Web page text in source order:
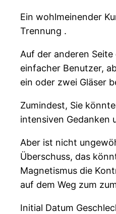
Ein wohlmeinender
Trennung .
Auf der anderen
einfacher Benutzer,
ein oder zwei Gläser
Zumindest, Sie
intensiven Gedanken
Aber ist nicht
Überschuss, das
Magnetismus die
auf dem Weg zum
Initial Datum